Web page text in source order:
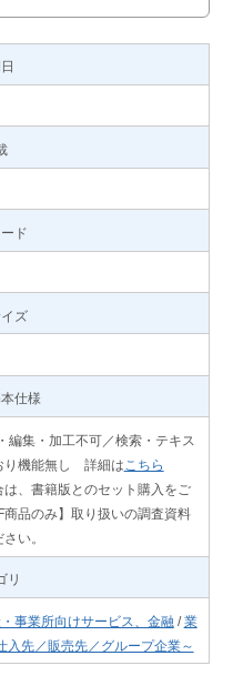
ド
ズ
仕様
集・加工不可／検索・テキス
り機能無し 詳細は こちら
、書籍版とのセット購入をご
品のみ】取り扱いの調査資料
い。
リ
事業所向けサービス、金融 /業
入先／販売先／グループ企業～